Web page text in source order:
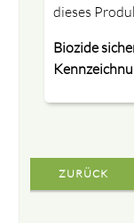
dieses
Biozide
ZURÜCK